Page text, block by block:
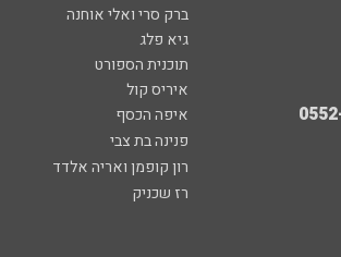
ברק סרי ואלי אוחנה
גיא פלג
תוכנית הספורט
איריס קול
איפה הכסף
פנינה בת צבי
רון קופמן ואריה אלדד
רז שכניק